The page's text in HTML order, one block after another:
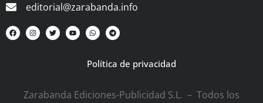
editorial@zarabanda.info
Política de privacidad
Zarabanda Ediciones-Publicidad S.L. – Todos los